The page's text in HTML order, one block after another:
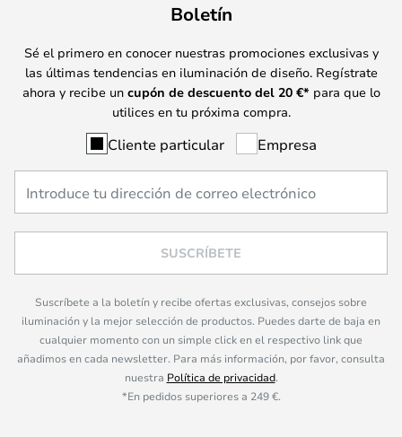
Boletín
Sé el primero en conocer nuestras promociones exclusivas y
las últimas tendencias en iluminación de diseño. Regístrate
ahora y recibe un cupón de descuento del 20 €* para que lo
utilices en tu próxima compra.
Cliente particular Empresa
SUSCRÍBETE
Suscríbete a la boletín y recibe ofertas exclusivas, consejos sobre
iluminación y la mejor selección de productos. Puedes darte de baja en
cualquier momento con un simple click en el respectivo link que
añadimos en cada newsletter. Para más información, por favor, consulta
nuestra Política de privacidad.
*En pedidos superiores a 249 €.